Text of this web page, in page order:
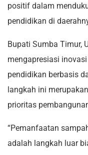
positif dalam
pendidikan di
Bupati Sumba Timur,
mengapresiasi
pendidikan berbasis
langkah ini
prioritas
“Pemanfaatan
adalah langkah luar